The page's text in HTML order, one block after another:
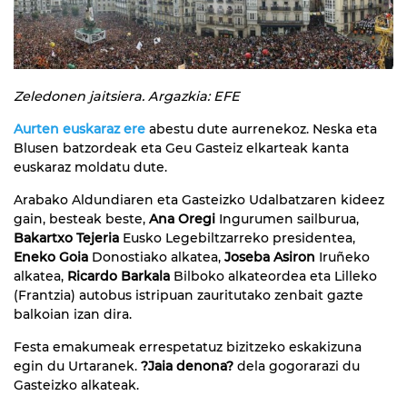
Zeledonen jaitsiera. Argazkia: EFE
Aurten euskaraz ere abestu dute aurrenekoz. Neska eta
Blusen batzordeak eta Geu Gasteiz elkarteak kanta
euskaraz moldatu dute.
Arabako Aldundiaren eta Gasteizko Udalbatzaren kideez
gain, besteak beste, Ana Oregi Ingurumen sailburua,
Bakartxo Tejeria Eusko Legebiltzarreko presidentea,
Eneko Goia Donostiako alkatea, Joseba Asiron Iruñeko
alkatea, Ricardo Barkala Bilboko alkateordea eta Lilleko
(Frantzia) autobus istripuan zauritutako zenbait gazte
balkoian izan dira.
Festa emakumeak errespetatuz bizitzeko eskakizuna
egin du Urtaranek. ?Jaia denona? dela gogorarazi du
Gasteizko alkateak.